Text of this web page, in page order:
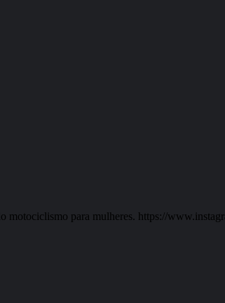
motociclismo para mulheres. https://